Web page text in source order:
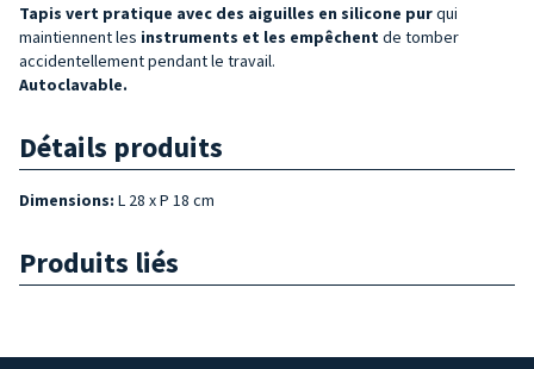
Tapis vert pratique avec des aiguilles en silicone purqui
maintiennent les instruments et les empêchent de tomber
accidentellement pendant le travail.
Autoclavable.
Détails produits
Dimensions: L 28 x P 18 cm
Produits liés